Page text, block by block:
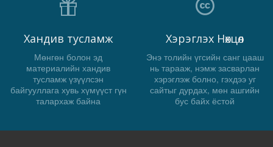
Хандив тусламж
Мөнгөн болон эд
материалийн хандив
тусламж үзүүлсэн
байгууллага хувь хүмүүст гүн
талархаж байна
Хэрэглэх Нөхцөл
Энэ толийн үгсийн санг цааш
нь тарааж, нэмж засварлан
хэрэглэж болно, гэхдээ уг
сайтыг дурдах, мөн ашгийн
бус байх ёстой